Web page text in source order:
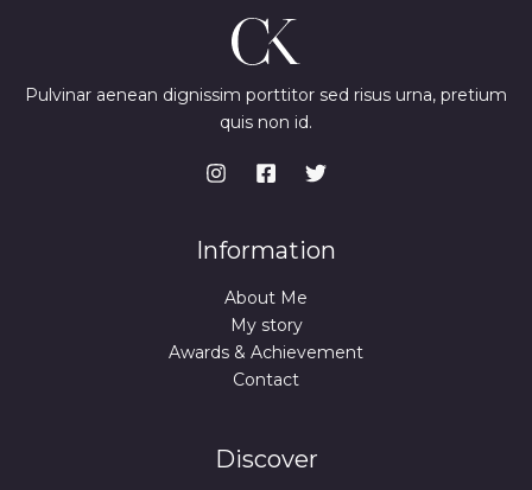
Pulvinar aenean dignissim porttitor sed risus urna, pretium
quis non id.
Information
About Me
My story
Awards & Achievement
Contact
Discover